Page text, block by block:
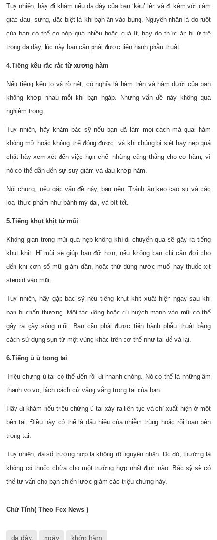
Tuy nhiên, hãy đi khám nếu dạ dày của bạn ‘kêu’ lên và đi kèm với cảm
giác đau, sưng, đặc biệt là khi bạn ấn vào bụng. Nguyên nhân là do ruột
của bạn có thể co bóp quá nhiều hoặc quá ít, hay do thức ăn bị ứ trệ
trong dạ dày, lúc này bạn cần phải được tiến hành phẫu thuật.
4.Tiếng kêu rắc rắc từ xương hàm
Nếu tiếng kêu to và rõ nét, có nghĩa là hàm trên và hàm dưới của bạn
không khớp nhau mỗi khi bạn ngáp. Nhưng vấn đề này không quá
nghiêm trọng.
Tuy nhiên, hãy khám bác sỹ nếu bạn đã làm mọi cách mà quai hàm
không mở hoặc không thể đóng được và khi chúng bị siết hay nẹp quá
chặt hãy xem xét đến việc hạn chế những căng thẳng cho cơ hàm, vì
nó có thể dẫn đến sự suy giảm và đau khớp hàm.
Nói chung, nếu gặp vấn đề này, bạn nên: Tránh ăn kẹo cao su và các
loại thực phẩm như bánh mỳ dai, và bít tết.
5.Tiếng khụt khịt từ mũi
Không gian trong mũi quá hẹp không khí di chuyển qua sẽ gây ra tiếng
khụt khịt. Hỉ mũi sẽ giúp bạn đỡ hơn, nếu không bạn chỉ cần đợi cho
đến khi cơn sổ mũi giảm dần, hoặc thử dùng nước muối hay thuốc xịt
steroid vào mũi.
Tuy nhiên, hãy gặp bác sỹ nếu tiếng khụt khịt xuất hiện ngay sau khi
bạn bị chấn thương. Một tác động hoặc cú huých mạnh vào mũi có thể
gây ra gãy sống mũi. Bạn cần phải được tiến hành phẫu thuật bằng
cách sử dụng sụn từ một vùng khác trên cơ thể như tai để vá lại.
6.Tiếng ù ù trong tai
Triệu chứng ù tai có thể đến rồi đi nhanh chóng. Nó có thể là những âm
thanh vo vo, lách cách cứ văng vẳng trong tai của bạn.
Hãy đi khám nếu triệu chứng ù tai xảy ra liên tục và chỉ xuất hiện ở một
bên tai. Điều này có thể là dấu hiệu của nhiễm trùng hoặc rối loạn bên
trong tai.
Tuy nhiên, đa số trường hợp là không rõ nguyên nhân. Do đó, thường là
không có thuốc chữa cho một trường hợp nhất định nào. Bác sỹ sẽ có
thể tư vấn cho bạn chiến lược giảm các triệu chứng này.
Chử Tính( Theo Fox News )
dạ dày ngáy khớp hàm